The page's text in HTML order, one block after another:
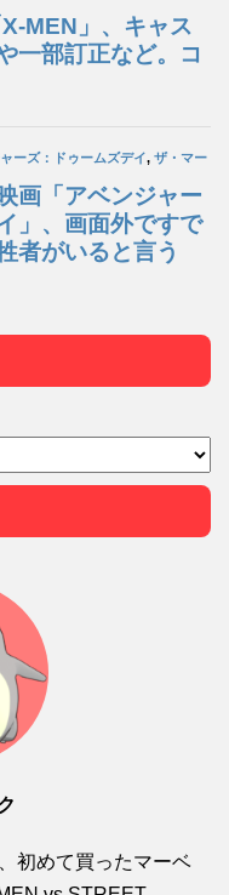
初めて買ったマーベ